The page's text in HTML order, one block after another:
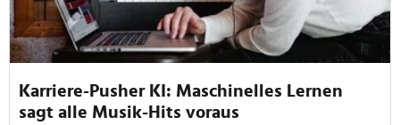
Karriere-Pusher KI: Maschinelles Lernen
sagt alle Musik-Hits voraus